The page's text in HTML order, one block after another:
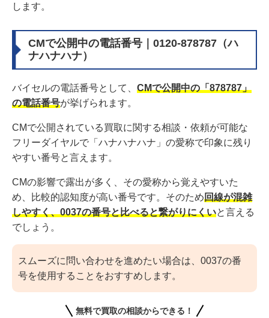
します。
CMで公開中の電話番号｜0120-878787（ハ
ナハナハナ）
バイセルの電話番号として、 CMで公開中の「878787」
の電話番号が挙げられます。
CMで公開されている買取に関する相談・依頼が可能な
フリーダイヤルで「ハナハナハナ」の愛称で印象に残り
やすい番号と言えます。
CMの影響で露出が多く、その愛称から覚えやすいた
め、比較的認知度が高い番号です。そのため回線が混雑
しやすく、0037の番号と比べると繋がりにくいと言える
でしょう。
スムーズに問い合わせを進めたい場合は、0037の番
号を使用することをおすすめします。
無料で買取の相談からできる！